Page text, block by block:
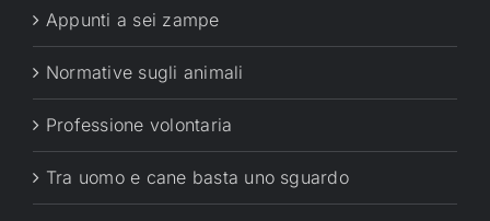
Appunti a sei zampe
Normative sugli animali
Professione volontaria
Tra uomo e cane basta uno sguardo